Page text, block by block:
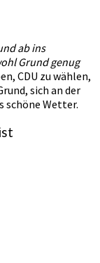
ab ins
Grund genug
CDU zu wählen,
sich an der
schöne Wetter.